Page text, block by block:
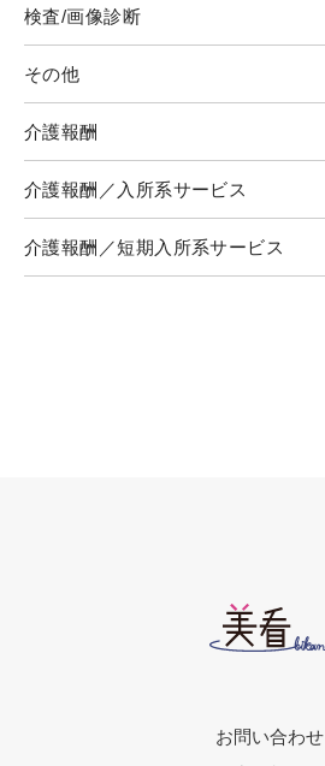
検査/画像診断
その他
介護報酬
介護報酬／入所系サービス
介護報酬／短期入所系サービス
お問い合わせ